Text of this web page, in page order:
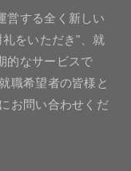
営する全く新しい
をいただき"、就
的なサービスで
職希望者の皆様と
お問い合わせくだ